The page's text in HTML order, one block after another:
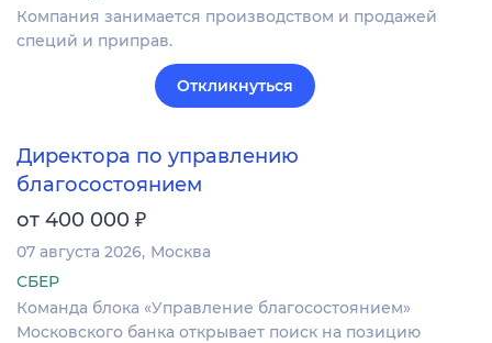
Компания занимается производством и продажей
специй и приправ.
Откликнуться
Директора по управлению
благосостоянием
от 400 000 ₽
07 августа 2026 Москва
СБЕР
Команда блока «Управление благосостоянием»
Московского банка открывает поиск на позицию